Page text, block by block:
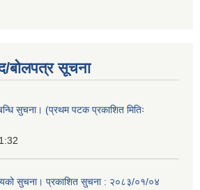
बोलपत्र सूचना
सुचना। (प्रथम पटक प्रकाशित मितिः
सुचना। प्रकाशित सुचना : २०८३/०१/०४